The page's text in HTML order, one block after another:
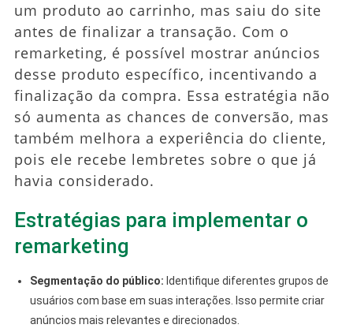
um produto ao carrinho, mas saiu do site
antes de finalizar a transação. Com o
remarketing, é possível mostrar anúncios
desse produto específico, incentivando a
finalização da compra. Essa estratégia não
só aumenta as chances de conversão, mas
também melhora a experiência do cliente,
pois ele recebe lembretes sobre o que já
havia considerado.
Estratégias para implementar o
remarketing
Segmentação do público: Identifique diferentes grupos de
usuários com base em suas interações. Isso permite criar
anúncios mais relevantes e direcionados.